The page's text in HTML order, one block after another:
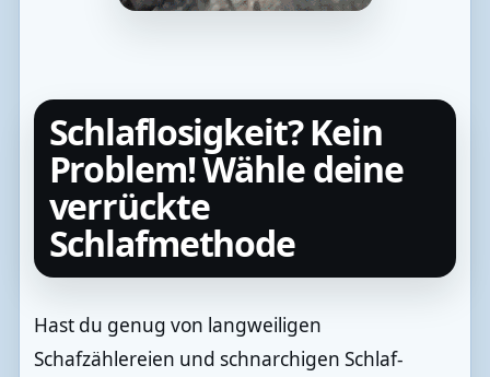
Schlaflosigkeit? Kein
Problem! Wähle deine
verrückte
Schlafmethode
Hast du genug von langweiligen
Schafzählereien und schnarchigen Schlaf-